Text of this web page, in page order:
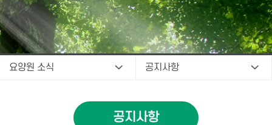
요양원 소식 공지사항
공지사항